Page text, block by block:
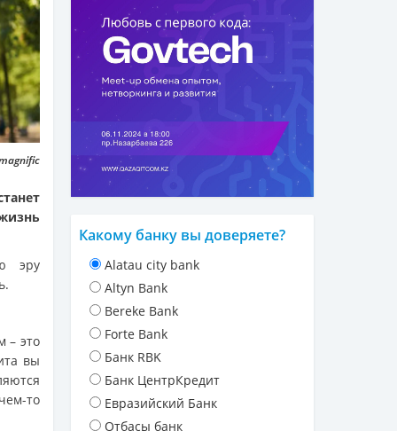
эру
– это
вы
то
Какому банку вы доверяете?
Alatau city bank
Altyn Bank
Bereke Bank
Forte Bank
Банк RBK
Банк ЦентрКредит
Евразийский Банк
Отбасы банк